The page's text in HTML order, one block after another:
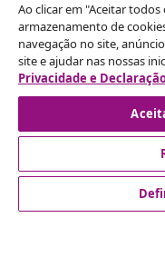
vidaXL
Descubra mais
© 2008-2026 vidaXL
Ao clicar em "Aceitar
armazenamento de
navegação no site,
site e ajudar nas nossas
Privacidade e